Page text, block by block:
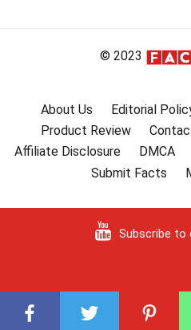
© 2023
About Us Editorial
Product Review
Affiliate Disclosure
DMCA
Submit Facts
Subscribe to